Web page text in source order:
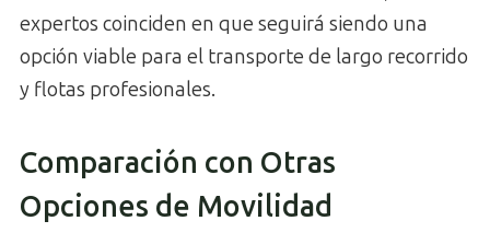
expertos coinciden en que seguirá siendo una
opción viable para el transporte de largo recorrido
y flotas profesionales.
Comparación con Otras
Opciones de Movilidad